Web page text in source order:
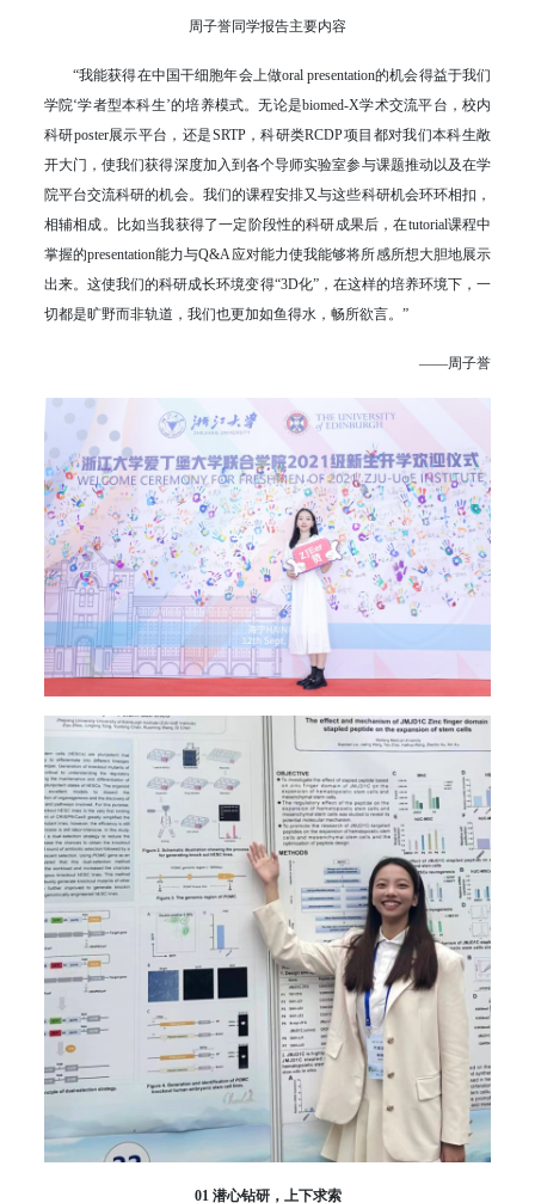
周子誉同学报告主要内容
“我能获得在中国干细胞年会上做oral presentation的机会得益于我们
学院‘学者型本科生’的培养模式。无论是biomed-X学术交流平台，校内
科研poster展示平台，还是SRTP，科研类RCDP项目都对我们本科生敞
开大门，使我们获得深度加入到各个导师实验室参与课题推动以及在学
院平台交流科研的机会。我们的课程安排又与这些科研机会环环相扣，
相辅相成。比如当我获得了一定阶段性的科研成果后，在tutorial课程中
掌握的presentation能力与Q&A应对能力使我能够将所感所想大胆地展示
出来。这使我们的科研成长环境变得“3D化”，在这样的培养环境下，一
切都是旷野而非轨道，我们也更加如鱼得水，畅所欲言。”
——周子誉
01 潜心钻研，上下求索